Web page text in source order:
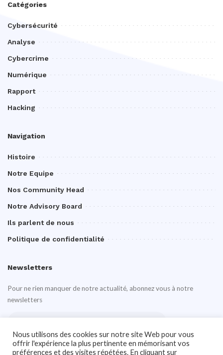
Catégories
Cybersécurité
Analyse
Cybercrime
Numérique
Rapport
Hacking
Navigation
Histoire
Notre Equipe
Nos Community Head
Notre Advisory Board
Ils parlent de nous
Politique de confidentialité
Newsletters
Pour ne rien manquer de notre actualité, abonnez vous à notre
newsletters
Nous utilisons des cookies sur notre site Web pour vous
offrir l'expérience la plus pertinente en mémorisant vos
préférences et des visites répétées. En cliquant sur